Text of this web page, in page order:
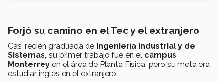
Forjó su camino en el Tec y el extranjero
Casi recién graduada de Ingeniería Industrial y de
Sistemas, su primer trabajo fue en el campus
Monterrey en el área de Planta Física, pero su meta era
estudiar inglés en el extranjero.